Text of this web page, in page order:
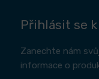
Přihlásit se
Zanechte nám
informace o